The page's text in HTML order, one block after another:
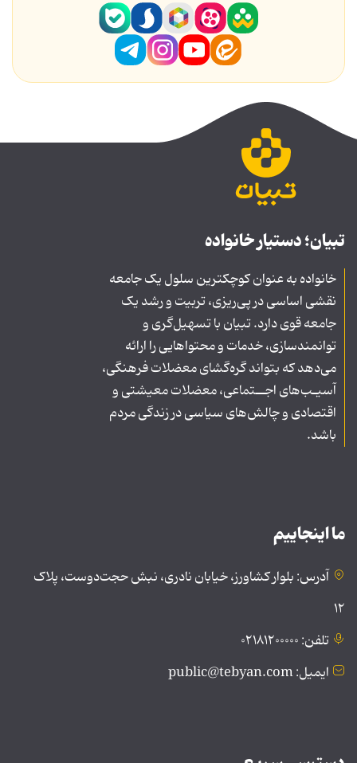
تبیان؛ دستیار خانواده
خانواده به عنوان کوچکترین سلول یک جامعه
نقشی اساسی در پی‌ریزی، تربیت و رشد یک
جامعه قوی دارد. تبیان با تسهیل‌گری و
توانمندسازی، خدمات و محتواهایی را ارائه
می‌دهد که بتواند گره‌گشای معضلات فرهنگی،
آسیـب‌های اجــتماعی، معضلات معیشتی و
اقتصادی و چالش‌های سیاسی در زندگی مردم
باشد.
ما اینجاییم
آدرس: بلوار کشاورز، خیابان نادری، نبش حجت‌دوست، پلاک
۱۲
تلفن: ۰۲۱۸۱۲۰۰۰۰۰
ایمیل: public@tebyan.com